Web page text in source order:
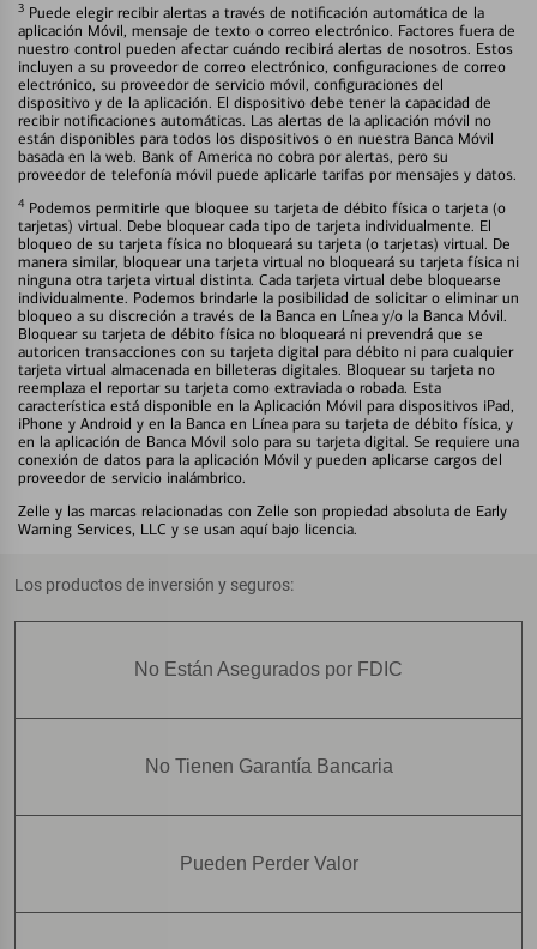
3 Puede elegir recibir alertas a través de notificación automática de la
aplicación Móvil, mensaje de texto o correo electrónico. Factores fuera de
nuestro control pueden afectar cuándo recibirá alertas de nosotros. Estos
incluyen a su proveedor de correo electrónico, configuraciones de correo
electrónico, su proveedor de servicio móvil, configuraciones del
dispositivo y de la aplicación. El dispositivo debe tener la capacidad de
recibir notificaciones automáticas. Las alertas de la aplicación móvil no
están disponibles para todos los dispositivos o en nuestra Banca Móvil
basada en la web. Bank of America no cobra por alertas, pero su
proveedor de telefonía móvil puede aplicarle tarifas por mensajes y datos.
4 Podemos permitirle que bloquee su tarjeta de débito física o tarjeta (o
tarjetas) virtual. Debe bloquear cada tipo de tarjeta individualmente. El
bloqueo de su tarjeta física no bloqueará su tarjeta (o tarjetas) virtual. De
manera similar, bloquear una tarjeta virtual no bloqueará su tarjeta física ni
ninguna otra tarjeta virtual distinta. Cada tarjeta virtual debe bloquearse
individualmente. Podemos brindarle la posibilidad de solicitar o eliminar un
bloqueo a su discreción a través de la Banca en Línea y/o la Banca Móvil.
Bloquear su tarjeta de débito física no bloqueará ni prevendrá que se
autoricen transacciones con su tarjeta digital para débito ni para cualquier
tarjeta virtual almacenada en billeteras digitales. Bloquear su tarjeta no
reemplaza el reportar su tarjeta como extraviada o robada. Esta
característica está disponible en la Aplicación Móvil para dispositivos iPad,
iPhone y Android y en la Banca en Línea para su tarjeta de débito física, y
en la aplicación de Banca Móvil solo para su tarjeta digital. Se requiere una
conexión de datos para la aplicación Móvil y pueden aplicarse cargos del
proveedor de servicio inalámbrico.
Zelle y las marcas relacionadas con Zelle son propiedad absoluta de Early
Warning Services, LLC y se usan aquí bajo licencia.
Los productos de inversión y seguros:
No Están Asegurados por FDIC
No Tienen Garantía Bancaria
Pueden Perder Valor